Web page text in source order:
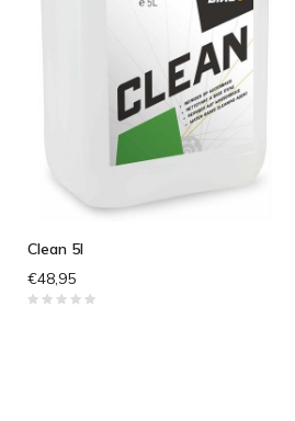
Clean 5l
€48,95